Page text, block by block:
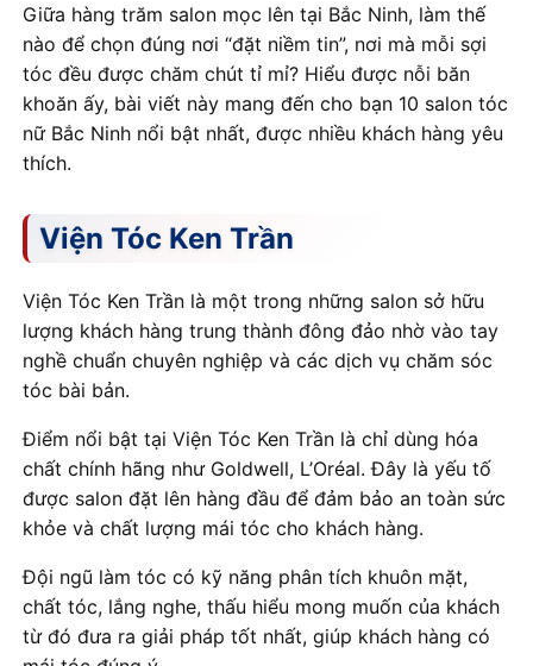
Giữa hàng trăm salon mọc lên tại Bắc Ninh, làm thế
nào để chọn đúng nơi “đặt niềm tin”, nơi mà mỗi sợi
tóc đều được chăm chút tỉ mỉ? Hiểu được nỗi băn
khoăn ấy, bài viết này mang đến cho bạn 10 salon tóc
nữ Bắc Ninh nổi bật nhất, được nhiều khách hàng yêu
thích.
Viện Tóc Ken Trần
Viện Tóc Ken Trần là một trong những salon sở hữu
lượng khách hàng trung thành đông đảo nhờ vào tay
nghề chuẩn chuyên nghiệp và các dịch vụ chăm sóc
tóc bài bản.
Điểm nổi bật tại Viện Tóc Ken Trần là chỉ dùng hóa
chất chính hãng như Goldwell, L’Oréal. Đây là yếu tố
được salon đặt lên hàng đầu để đảm bảo an toàn sức
khỏe và chất lượng mái tóc cho khách hàng.
Đội ngũ làm tóc có kỹ năng phân tích khuôn mặt,
chất tóc, lắng nghe, thấu hiểu mong muốn của khách
từ đó đưa ra giải pháp tốt nhất, giúp khách hàng có